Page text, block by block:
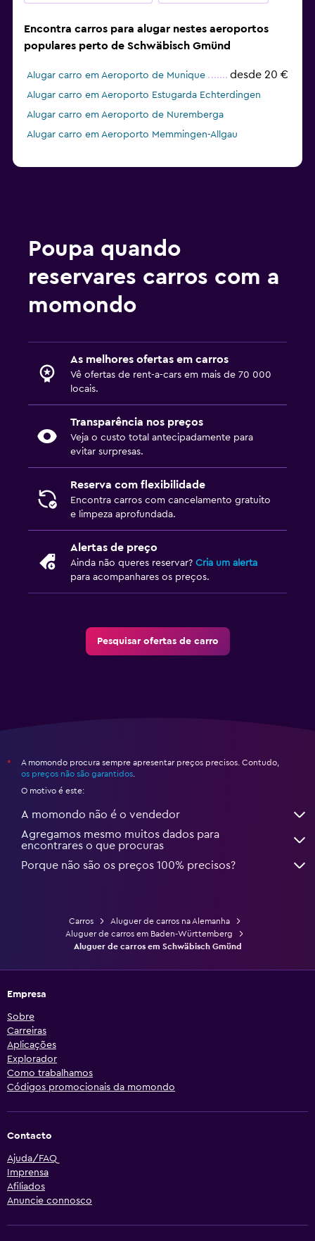
Encontra carros para alugar nestes aeroportos
populares perto de Schwäbisch Gmünd
Alugar carro em Aeroporto de Munique desde 20 €
Alugar carro em Aeroporto Estugarda Echterdingen
Alugar carro em Aeroporto de Nuremberga
Alugar carro em Aeroporto Memmingen-Allgau
Poupa quando
reservares carros com a
momondo
As melhores ofertas em carros
Vê ofertas de rent-a-cars em mais de 70 000
locais.
Transparência nos preços
Veja o custo total antecipadamente para
evitar surpresas.
Reserva com flexibilidade
Encontra carros com cancelamento gratuito
e limpeza aprofundada.
Alertas de preço
Ainda não queres reservar? Cria um alerta
para acompanhares os preços.
Pesquisar ofertas de carro
*
A momondo procura sempre apresentar preços precisos. Contudo,
os preços não são garantidos.
O motivo é este:
A momondo não é o vendedor
Agregamos mesmo muitos dados para
encontrares o que procuras
Porque não são os preços 100% precisos?
Carros
Aluguer de carros na Alemanha
Aluguer de carros em Baden-Württemberg
Aluguer de carros em Schwäbisch Gmünd
Empresa
Sobre
Carreiras
Aplicações
Explorador
Como trabalhamos
Códigos promocionais da momondo
Contacto
Ajuda/FAQ
Imprensa
Afiliados
Anuncie connosco